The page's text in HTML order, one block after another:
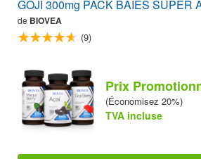
GOJI 300mg PACK BAIES SUPER
de BIOVEA
(9)
Prix
(Économisez 20%)
TVA incluse